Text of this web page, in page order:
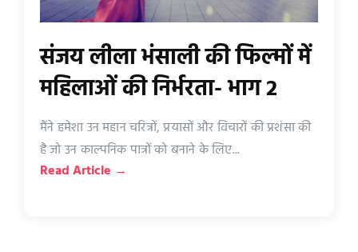
संजय लीला भंसाली की फिल्मों में
महिलाओं की निर्भरता- भाग 2
मैंने हमेशा उन महान चरित्रों, प्रयासों और विचारों की प्रशंसा की
है जो उन काल्पनिक पात्रों को बनाने के लिए...
Read Article →